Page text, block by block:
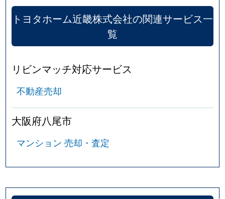
トヨタホーム近畿株式会社の関連サービス一
覧
リビンマッチ対応サービス
不動産売却
大阪府八尾市
マンション 売却・査定